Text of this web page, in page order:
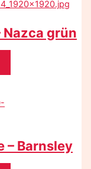
Nazca grün
– Barnsley